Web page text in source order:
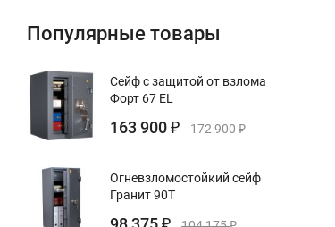
Популярные товары
Сейф с защитой от взлома
Форт 67 EL
163 900 ₽ 172 900₽
Огневзломостойкий сейф
Гранит 90T
₽ ₽